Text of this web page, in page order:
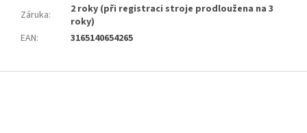
Záruka:
2 roky (při registraci stroje prodloužena na 3
roky)
EAN: 3165140654265